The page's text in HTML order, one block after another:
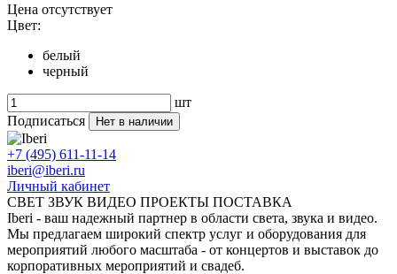
Цена отсутствует
Цвет:
белый
черный
шт
Подписаться
Нет в наличии
+7 (495) 611-11-14
iberi@iberi.ru
Личный кабинет
СВЕТ ЗВУК ВИДЕО ПРОЕКТЫ ПОСТАВКА
Iberi - ваш надежный партнер в области света, звука и видео.
Мы предлагаем широкий спектр услуг и оборудования для
мероприятий любого масштаба - от концертов и выставок до
корпоративных мероприятий и свадеб.